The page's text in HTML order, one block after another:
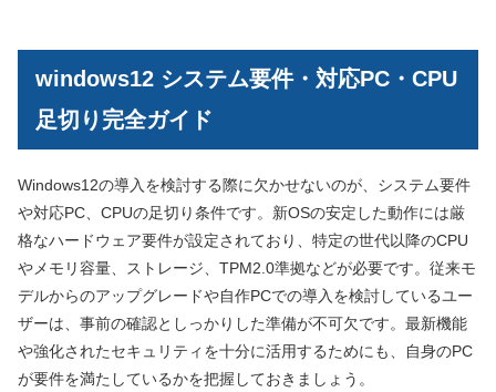
windows12 システム要件・対応PC・CPU
足切り完全ガイド
Windows12の導入を検討する際に欠かせないのが、システム要件
や対応PC、CPUの足切り条件です。新OSの安定した動作には厳
格なハードウェア要件が設定されており、特定の世代以降のCPU
やメモリ容量、ストレージ、TPM2.0準拠などが必要です。従来モ
デルからのアップグレードや自作PCでの導入を検討しているユー
ザーは、事前の確認としっかりした準備が不可欠です。最新機能
や強化されたセキュリティを十分に活用するためにも、自身のPC
が要件を満たしているかを把握しておきましょう。